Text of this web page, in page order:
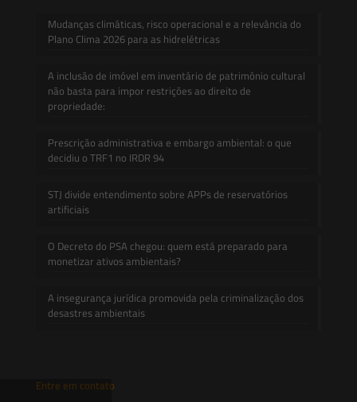
Mudanças climáticas, risco operacional e a relevância do
Plano Clima 2026 para as hidrelétricas
A inclusão de imóvel em inventário de patrimônio cultural
não basta para impor restrições ao direito de
propriedade:
Prescrição administrativa e embargo ambiental: o que
decidiu o TRF1 no IRDR 94
STJ divide entendimento sobre APPs de reservatórios
artificiais
O Decreto do PSA chegou: quem está preparado para
monetizar ativos ambientais?
A insegurança jurídica promovida pela criminalização dos
desastres ambientais
Entre em contato